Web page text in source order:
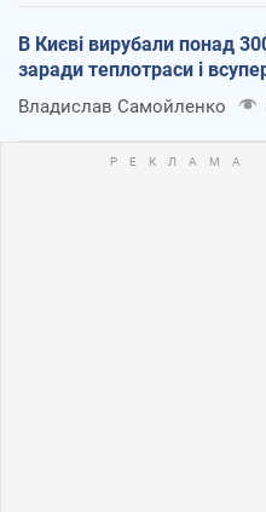
В Києві вирубали понад
заради теплотраси і
Владислав Самойленко